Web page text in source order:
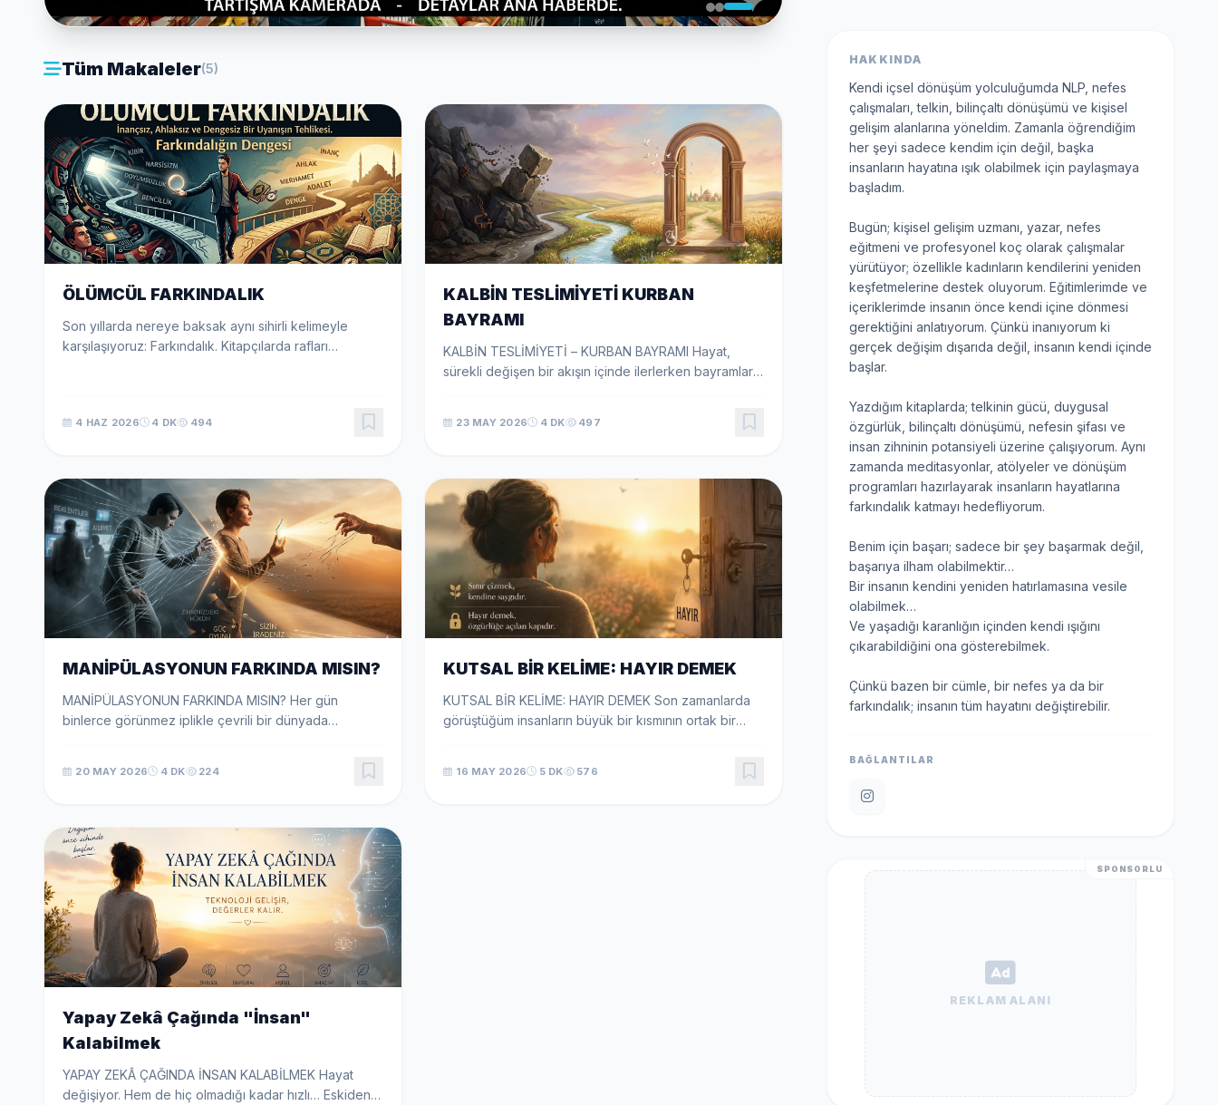
Tüm Makaleler(5)
ÖLÜMCÜL FARKINDALIK
Son yıllarda nereye baksak aynı sihirli kelimeyle
karşılaşıyoruz: Farkındalık. Kitapçılarda rafları
4 HAZ 2026 4 DK 494
KALBİN TESLİMİYETİ KURBAN
BAYRAMI
KALBİN TESLİMİYETİ – KURBAN BAYRAMI Hayat,
sürekli değişen bir akışın içinde ilerlerken bayramlar
özel günler değildir; insanın kendi kalbine dönmesi ...
23 MAY 2026 4 DK 497
MANİPÜLASYONUN FARKINDA MISIN?
MANİPÜLASYONUN FARKINDA MISIN? Her gün
binlerce görünmez iplikle çevrili bir dünyada
akışlarına, ikili ilişkilerden iş toplantılarına kadar her an
bi...
20 MAY 2026 4 DK 224
KUTSAL BİR KELİME: HAYIR DEMEK
KUTSAL BİR KELİME: HAYIR DEMEK Son zamanlarda
görüştüğüm insanların büyük bir kısmının ortak bir
değersizleşmiş ...
16 MAY 2026 5 DK 576
Yapay Zekâ Çağında "İnsan"
Kalabilmek
YAPAY ZEKÂ ÇAĞINDA İNSAN KALABİLMEK Hayat
değişiyor. Hem de hiç olmadığı kadar hızlı… Eskiden
HAKKINDA
Kendi içsel dönüşüm yolculuğumda NLP, nefes
çalışmaları, telkin, bilinçaltı dönüşümü ve kişisel
gelişim alanlarına yöneldim. Zamanla öğrendiğim
her şeyi sadece kendim için değil, başka
insanların hayatına ışık olabilmek için paylaşmaya
başladım.
Bugün; kişisel gelişim uzmanı, yazar, nefes
eğitmeni ve profesyonel koç olarak çalışmalar
yürütüyor; özellikle kadınların kendilerini yeniden
keşfetmelerine destek oluyorum. Eğitimlerimde ve
içeriklerimde insanın önce kendi içine dönmesi
gerektiğini anlatıyorum. Çünkü inanıyorum ki
gerçek değişim dışarıda değil, insanın kendi içinde
başlar.
Yazdığım kitaplarda; telkinin gücü, duygusal
özgürlük, bilinçaltı dönüşümü, nefesin şifası ve
insan zihninin potansiyeli üzerine çalışıyorum. Aynı
zamanda meditasyonlar, atölyeler ve dönüşüm
programları hazırlayarak insanların hayatlarına
farkındalık katmayı hedefliyorum.
Benim için başarı; sadece bir şey başarmak değil,
başarıya ilham olabilmektir…
Bir insanın kendini yeniden hatırlamasına vesile
olabilmek…
Ve yaşadığı karanlığın içinden kendi ışığını
çıkarabildiğini ona gösterebilmek.
Çünkü bazen bir cümle, bir nefes ya da bir
farkındalık; insanın tüm hayatını değiştirebilir.
BAĞLANTILAR
SPONSORLU
REKLAM ALANI